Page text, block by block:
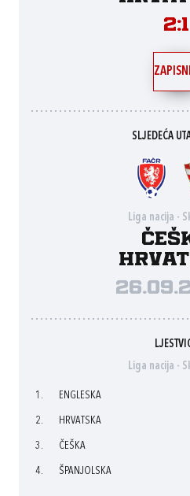
2:1
SLJEDEĆA
Liga nacija -
Liga nacija -
1. ENGLESKA
2. HRVATSKA
3. ČEŠKA
4. ŠPANJOLSKA